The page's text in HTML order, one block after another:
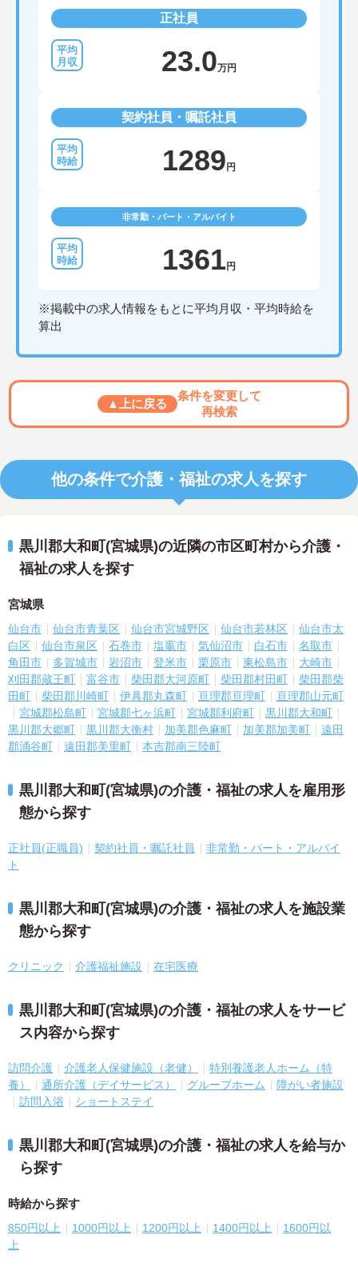
正社員
23.0万円
契約社員・嘱託社員
1289 円
非常勤・パート・アルバイト
1361 円
※掲載中の求人情報をもとに平均月収・平均時給を
算出
▲上に戻る
条件を変更して
再検索
他の条件で介護・福祉の求人を探す
黒川郡大和町(宮城県)の近隣の市区町村から介護・
福祉の求人を探す
宮城県
仙台市 仙台市青葉区 仙台市宮城野区 仙台市若林区
仙台市太
白区
仙台市泉区 石巻市 塩竈市 気仙沼市 白石市
名取市
角田市
多賀城市 岩沼市 登米市 栗原市 東松島市
大崎市
刈田郡蔵王町
富谷市 柴田郡大河原町 柴田郡村田町
柴田郡柴
田町
柴田郡川崎町 伊具郡丸森町 亘理郡亘理町
亘理郡山元町
宮城郡松島町
宮城郡七ヶ浜町 宮城郡利府町
黒川郡大和町
黒川郡大郷町
黒川郡大衡村 加美郡色麻町 加美郡加美町
遠田
郡涌谷町
遠田郡美里町 本吉郡南三陸町
黒川郡大和町(宮城県)の介護・福祉の求人を雇用形
態から探す
正社員(正職員) 契約社員・嘱託社員
非常勤・パート・アルバイ
ト
黒川郡大和町(宮城県)の介護・福祉の求人を施設業
態から探す
クリニック 介護福祉施設 在宅医療
黒川郡大和町(宮城県)の介護・福祉の求人をサービ
ス内容から探す
訪問介護 介護老人保健施設（老健）
特別養護老人ホーム（特
養）
通所介護（デイサービス） グループホーム
障がい者施設
訪問入浴
ショートステイ
黒川郡大和町(宮城県)の介護・福祉の求人を給与か
ら探す
時給から探す
850円以上 1000円以上 1200円以上 1400円以上
1600円以
上